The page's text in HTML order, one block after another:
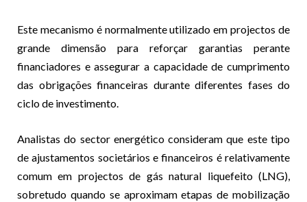
Este mecanismo é normalmente utilizado em projectos de
grande dimensão para reforçar garantias perante
financiadores e assegurar a capacidade de cumprimento
das obrigações financeiras durante diferentes fases do
ciclo de investimento.
Analistas do sector energético consideram que este tipo
de ajustamentos societários e financeiros é relativamente
comum em projectos de gás natural liquefeito (LNG),
sobretudo quando se aproximam etapas de mobilização